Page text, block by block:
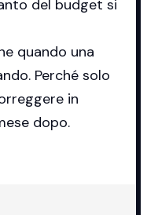
del budget si
quando una
Perché solo
in
dopo.